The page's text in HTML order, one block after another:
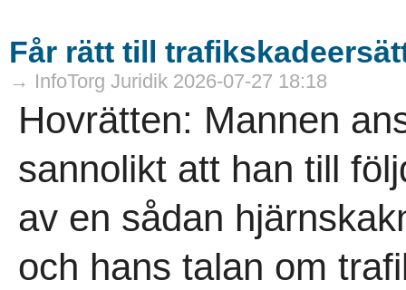
Får rätt till
→ InfoTorg Juridik 2026-07-27 18:18
Hovrätten: Mannen
sannolikt att han till
av en sådan
och hans talan om